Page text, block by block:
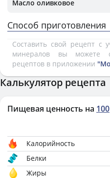
Масло оливковое
Способ приготовления
Составить свой рецепт с
минералов вы можете
рецептов в приложении
Калькулятор рецепта
Пищевая ценность на 100
Калорийность
Белки
Жиры